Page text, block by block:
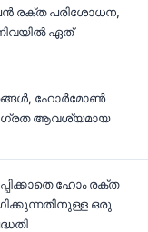
രക്ത പരിശോധന,
ഏത്
ഹോർമോൺ
ആവശ്യമായ
ഹോം രക്ത
ഒരു